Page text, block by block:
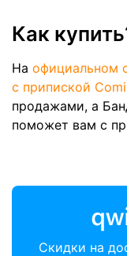
Как
На официальном
с припиской
продажами, а
поможет вам с
Скидки на